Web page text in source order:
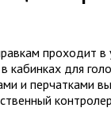
проходит в
кабинках для
и перчатками